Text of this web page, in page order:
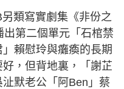
類寫實劇集《非份之
第二個單元「石棺禁
賴慰玲與癱瘓的長期
，但背地裏，「謝芷
默老公「阿Ben」蔡